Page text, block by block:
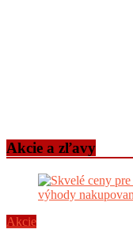
Akcie a zľavy
Akcie